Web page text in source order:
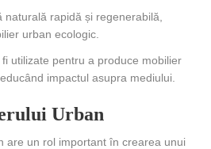
naturală rapidă și regenerabilă,
urban ecologic.
fi utilizate pentru a produce mobilier
impactul asupra mediului.
Urban
are un rol important în crearea unui